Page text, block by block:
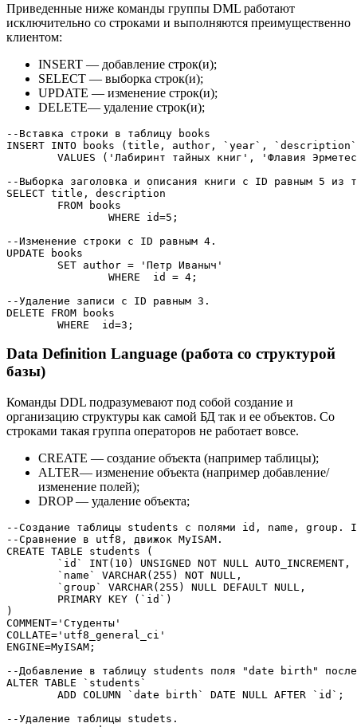
Приведенные ниже команды группы DML работают
исключительно со строками и выполняются преимущественно
клиентом:
INSERT — добавление строк(и);
SELECT — выборка строк(и);
UPDATE — изменение строк(и);
DELETE— удаление строк(и);
--Вставка строки в таблицу books
INSERT INTO books (title , author , `year` ,
`description`
VALUES
( 'Лабиринт тайных книг' ,
'Флавия
--Выборка заголовка и описания книги с ID равным 5 из
SELECT title ,
description
FROM books
WHERE id=5 ;
--Изменение строки с ID равным 4.
UPDATE books
SET author =
'Петр Иваныч'
WHERE
  id
= 4 ;
--Удаление записи с ID равным 3.
DELETE
FROM books
WHERE
  id
=3 ;
Data Definition Language (работа со структурой
базы)
Команды DDL подразумевают под собой создание и
организацию структуры как самой БД так и ее объектов. Со
строками такая группа операторов не работает вовсе.
CREATE — создание объекта (например таблицы);
ALTER— изменение объекта (например добавление/
изменение полей);
DROP — удаление объекта;
--Создание таблицы students с полями id, name, group.
--Сравнение в utf8, движок MyISAM.
CREATE TABLE students
(
`id`
INT( 10 ) UNSIGNED NOT NULL AUTO_INCREMENT ,
`name`
VARCHAR( 255 ) NOT NULL ,
`group`
VARCHAR( 255 ) NULL DEFAULT NULL ,
PRIMARY KEY ( `id` )
)
COMMENT= 'Студенты'
COLLATE= 'utf8_general_ci'
ENGINE=MyISAM;
--Добавление в таблицу students поля "date birth" после
ALTER TABLE
`students`
ADD COLUMN `date birth` DATE NULL AFTER `id` ;
--Удаление таблицы studets.